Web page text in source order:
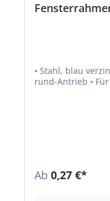
• Stahl, blau verzinkt • Senkkopf mit Innen-6-
rund-
Ab 0,27 €*